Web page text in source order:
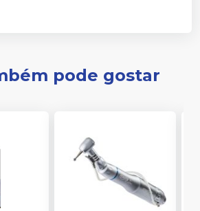
pode gostar